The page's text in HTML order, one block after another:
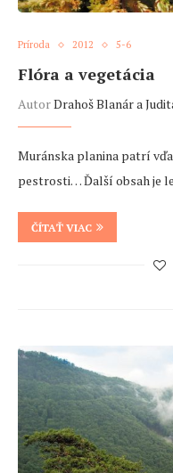
Príroda 2012 5-6
Flóra a vegetácia
AutorDrahoš Blanár a
Muránska planina patrí
pestrosti… Ďalší obsah je
ČÍTAŤ VIAC